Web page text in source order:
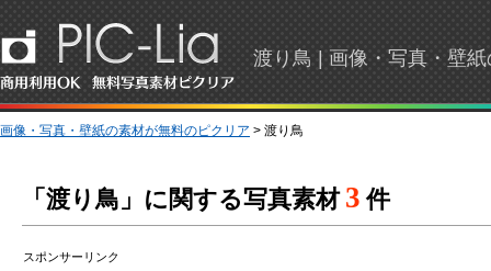
渡り鳥 | 画像・写真・壁
画像・写真・壁紙の素材が無料のピクリア > 渡り鳥
「渡り鳥」に関する写真素材 3 件
スポンサーリンク